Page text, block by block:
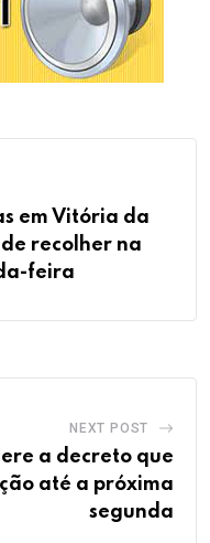
em Vitória da
recolher na
feira
NEXT POST
a decreto que
até a próxima
segunda